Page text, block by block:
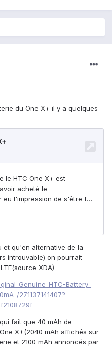
du One X+ il y a quelques
et qu'en alternative de la
introuvable) on pourrait
XDA)
Genuine-HTC-Battery-
271137141407?
fait que 40 mAh de
X+(2040 mAh affichés sur
et 2100 mAh annoncés par